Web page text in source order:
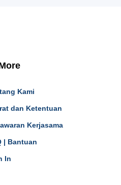
Kami
dan Ketentuan
Kerjasama
| Bantuan
In